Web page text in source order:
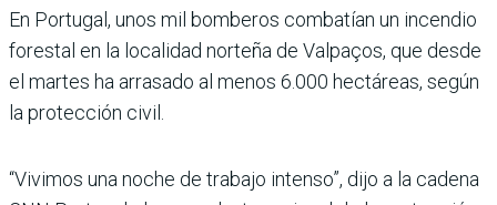
En Portugal, unos mil bomberos combatían un incendio
forestal en la localidad norteña de Valpaços, que desde
el martes ha arrasado al menos 6.000 hectáreas, según
la protección civil.
“Vivimos una noche de trabajo intenso”, dijo a la cadena